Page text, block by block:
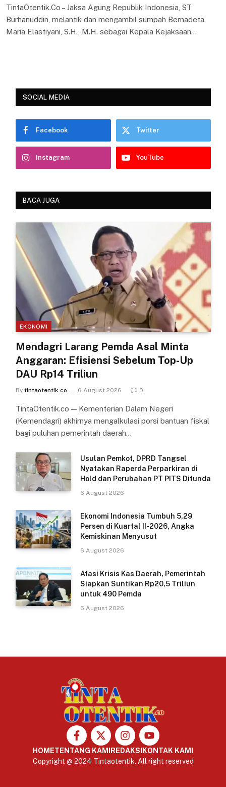
TintaOtentik.Co – Jaksa Agung Republik Indonesia, ST
Burhanuddin, melantik dan mengambil sumpah Bernadeta
Maria Elastiyani, S.H., M.H. sebagai Kepala Kejaksaan…
SOCIAL MEDIA
Facebook Twitter
Instagram YouTube
BACA JUGA
EKONOMI
Mendagri Larang Pemda Asal Minta
Anggaran: Efisiensi Sebelum Top-Up
DAU Rp14 Triliun
By tintaotentik.co 6 August 2026 0
TintaOtentik.co — Kementerian Dalam Negeri
(Kemendagri) akhirnya mengalkulasi porsi bantuan fiskal
bagi puluhan pemerintah daerah…
Usulan Pemkot, DPRD Tangsel
Nyatakan Raperda Perparkiran di
Hold dan Perubahan PT PITS Ditunda
6 August 2026
Ekonomi Indonesia Tumbuh 5,29
Persen di Kuartal II-2026, Angka
Kemiskinan Menyusut
6 August 2026
Atasi Krisis Kas Daerah, Pemerintah
Siapkan Suntikan Rp20,5 Triliun
untuk 490 Pemda
6 August 2026
HOMETENTANG KAMI REDAKSI KONTAK KAMI
Copyright @ 2024 Tintaotentik. All right reserved